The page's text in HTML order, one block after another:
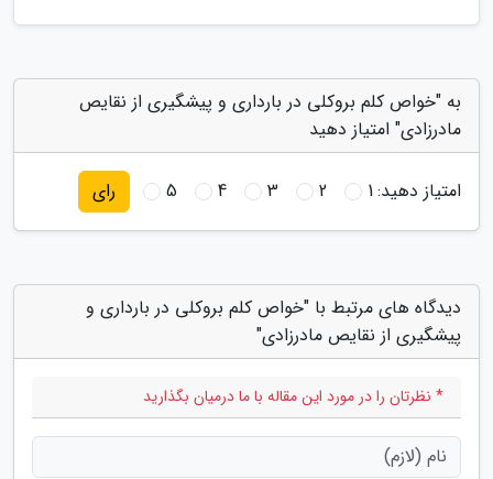
به "خواص کلم بروکلی در بارداری و پیشگیری از نقایص
مادرزادی" امتیاز دهید
امتیاز دهید:1
2
3
4
5 رای
دیدگاه های مرتبط با "خواص کلم بروکلی در بارداری و
پیشگیری از نقایص مادرزادی"
* نظرتان را در مورد این مقاله با ما درمیان بگذارید